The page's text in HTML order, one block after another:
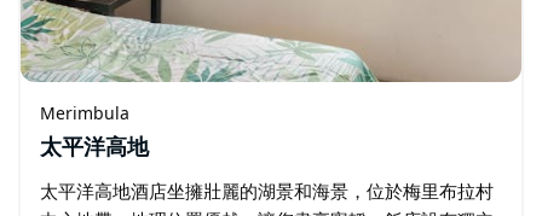
Merimbula
太平洋高地
太平洋高地酒店坐擁壯麗的湖景和海景，位於梅里布拉村